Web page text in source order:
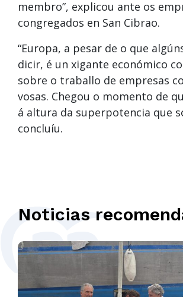
membro”, explicou ante os
congregados en San Cibrao.
“Europa, a pesar de o que
dicir, é un xigante económico
sobre o traballo de empresas
vosas. Chegou o momento de
á altura da superpotencia que
concluíu.
Noticias